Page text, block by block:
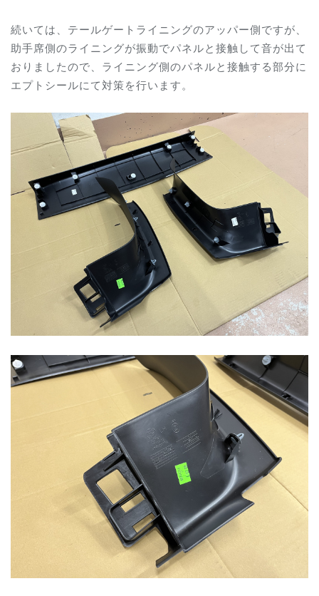
続いては、テールゲートライニングのアッパー側ですが、
助手席側のライニングが振動でパネルと接触して音が出て
おりましたので、ライニング側のパネルと接触する部分に
エプトシールにて対策を行います。